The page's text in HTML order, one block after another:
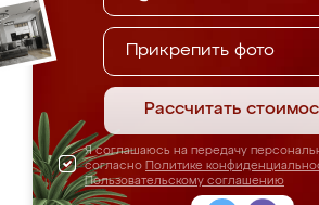
Прикрепить фото
Рассчитать
Я соглашаюсь на передачу
согласно Политике
Пользовательскому соглашению